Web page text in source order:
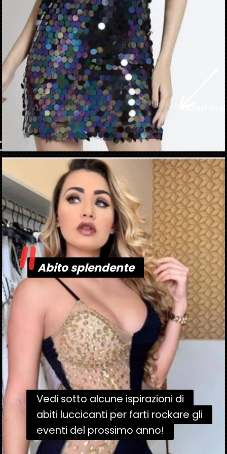
Apertura in corso https://danidrops.com.br/it/vestido-brilhante-2023/
Vedi sotto alcune ispirazioni di
abiti luccicanti per farti rockare gli
eventi del prossimo anno!
Vedi sotto alcune ispirazioni di
abiti luccicanti per farti rockare gli
eventi del prossimo anno!
Abito splendente
Abito splendente
"